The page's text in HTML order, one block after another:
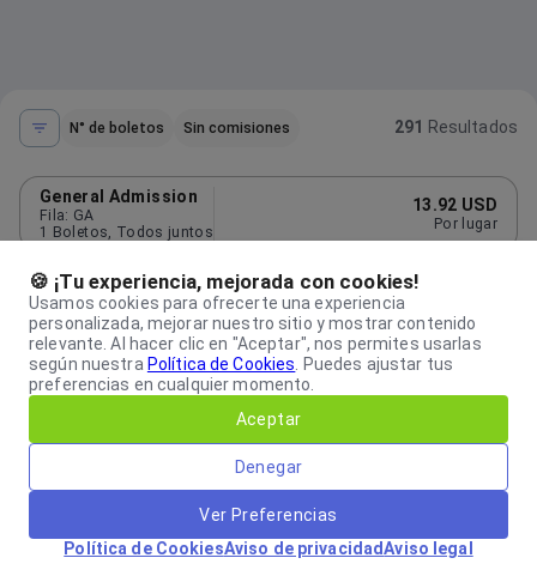
N° de boletos Sin comisiones 291 Resultados
General Admission
Fila: GA
1 Boletos Todos juntos
13.92 USD
Por lugar
SOUTH GA
Fila: GA
2 Boletos, Todos juntos
16.85 USD
SUPPORTER
Fila:43
3 Boletos, Que no quede uno
17.34 USD
Por lugar
Fila:GA
Que no quede uno Por lugar
🍪 ¡Tu experiencia, mejorada con cookies!
Usamos cookies para ofrecerte una experiencia
personalizada, mejorar nuestro sitio y mostrar contenido
relevante. Al hacer clic en "Aceptar", nos permites usarlas
según nuestra Política de Cookies
Puedes ajustar tus
preferencias en cualquier momento.
Denegar
Ver Preferencias
Aceptar
Política de CookiesAviso de privacidadAviso legal